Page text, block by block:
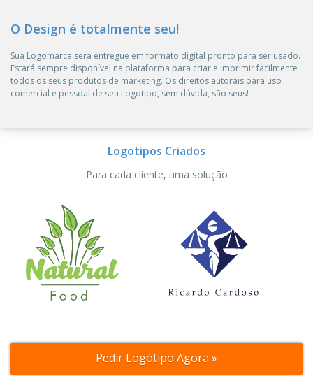
O Design é totalmente seu!
Sua Logomarca será entregue em formato digital pronto para ser usado.
Estará sempre disponível na plataforma para criar e imprimir facilmente
todos os seus produtos de marketing. Os direitos autorais para uso
comercial e pessoal de seu Logotipo, sem dúvida, são seus!
Logotipos Criados
Para cada cliente, uma solução
Pedir Logótipo Agora »